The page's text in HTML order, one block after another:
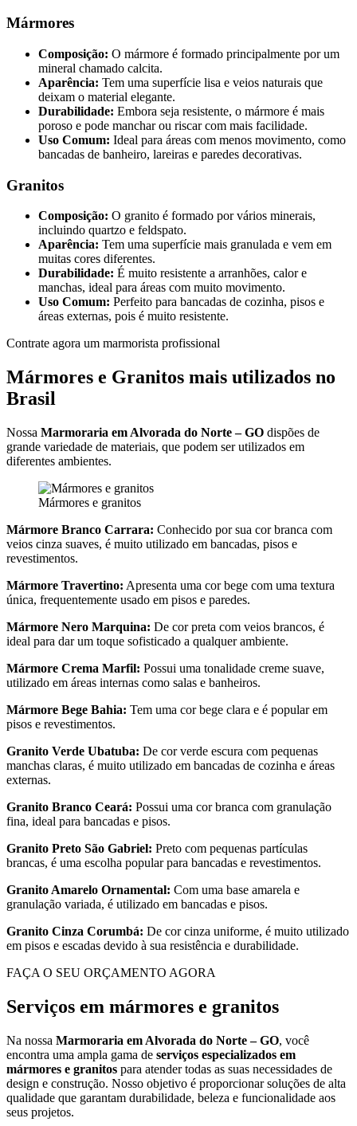
Mármores
Composição: O mármore é formado principalmente por um
mineral chamado calcita.
Aparência: Tem uma superfície lisa e veios naturais que
deixam o material elegante.
Durabilidade: Embora seja resistente, o mármore é mais
poroso e pode manchar ou riscar com mais facilidade.
Uso Comum: Ideal para áreas com menos movimento, como
bancadas de banheiro, lareiras e paredes decorativas.
Granitos
Composição: O granito é formado por vários minerais,
incluindo quartzo e feldspato.
Aparência: Tem uma superfície mais granulada e vem em
muitas cores diferentes.
Durabilidade: É muito resistente a arranhões, calor e
manchas, ideal para áreas com muito movimento.
Uso Comum: Perfeito para bancadas de cozinha, pisos e
áreas externas, pois é muito resistente.
Contrate agora um marmorista profissional
Mármores e Granitos mais utilizados no
Brasil
Nossa Marmoraria em Alvorada do Norte – GO dispões de
grande variedade de materiais, que podem ser utilizados em
diferentes ambientes.
Mármores e granitos
Mármore Branco Carrara: Conhecido por sua cor branca com
veios cinza suaves, é muito utilizado em bancadas, pisos e
revestimentos.
Mármore Travertino: Apresenta uma cor bege com uma textura
única, frequentemente usado em pisos e paredes.
Mármore Nero Marquina: De cor preta com veios brancos, é
ideal para dar um toque sofisticado a qualquer ambiente.
Mármore Crema Marfil: Possui uma tonalidade creme suave,
utilizado em áreas internas como salas e banheiros.
Mármore Bege Bahia: Tem uma cor bege clara e é popular em
pisos e revestimentos.
Granito Verde Ubatuba: De cor verde escura com pequenas
manchas claras, é muito utilizado em bancadas de cozinha e áreas
externas.
Granito Branco Ceará: Possui uma cor branca com granulação
fina, ideal para bancadas e pisos.
Granito Preto São Gabriel: Preto com pequenas partículas
brancas, é uma escolha popular para bancadas e revestimentos.
Granito Amarelo Ornamental: Com uma base amarela e
granulação variada, é utilizado em bancadas e pisos.
Granito Cinza Corumbá: De cor cinza uniforme, é muito utilizado
em pisos e escadas devido à sua resistência e durabilidade.
FAÇA O SEU ORÇAMENTO AGORA
Serviços em mármores e granitos
Na nossa Marmoraria em Alvorada do Norte – GO, você
encontra uma ampla gama de serviços especializados em
mármores e granitos para atender todas as suas necessidades de
design e construção. Nosso objetivo é proporcionar soluções de alta
qualidade que garantam durabilidade, beleza e funcionalidade aos
seus projetos.